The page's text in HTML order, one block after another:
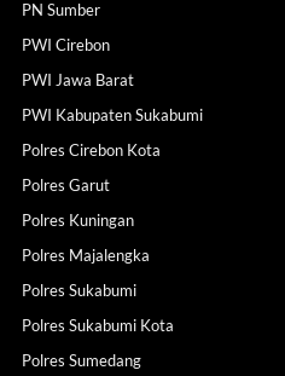
PN Sumber
PWI Cirebon
PWI Jawa Barat
PWI Kabupaten Sukabumi
Polres Cirebon Kota
Polres Garut
Polres Kuningan
Polres Majalengka
Polres Sukabumi
Polres Sukabumi Kota
Polres Sumedang